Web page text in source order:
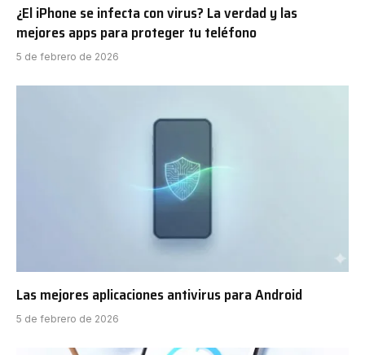
¿El iPhone se infecta con virus? La verdad y las
mejores apps para proteger tu teléfono
5 de febrero de 2026
Las mejores aplicaciones antivirus para Android
5 de febrero de 2026